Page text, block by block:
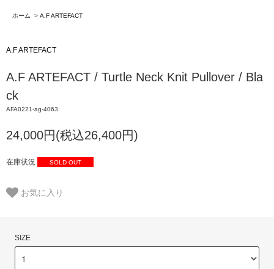
ホーム > A.F ARTEFACT
A.F ARTEFACT
A.F ARTEFACT / Turtle Neck Knit Pullover / Bla
ck
AFA0221-ag-4063
24,000円(税込26,400円)
在庫状況 SOLD OUT
お気に入り
SIZE